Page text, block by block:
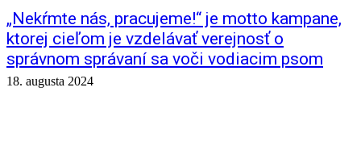
„Nekŕmte nás, pracujeme!“ je motto kampane,
ktorej cieľom je vzdelávať verejnosť o
správnom správaní sa voči vodiacim psom
18. augusta 2024